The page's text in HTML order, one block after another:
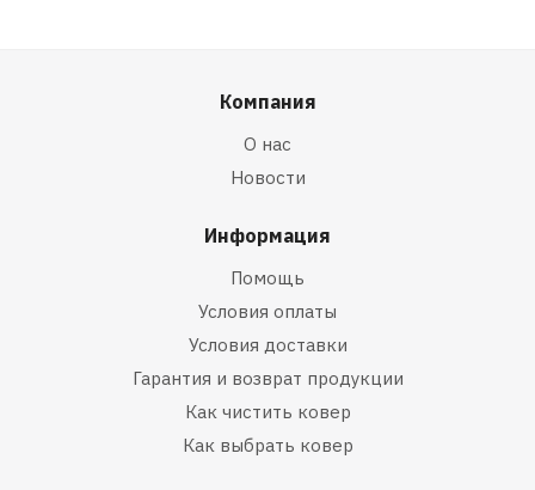
Компания
О нас
Новости
Информация
Помощь
Условия оплаты
Условия доставки
Гарантия и возврат продукции
Как чистить ковер
Как выбрать ковер